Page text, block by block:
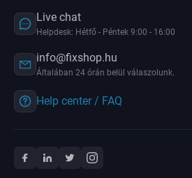
Live chat
Helpdesk: Hétfő - Péntek 9:00 - 16:00
info@fixshop.hu
Általában 24 órán belül válaszolunk.
Help center / FAQ